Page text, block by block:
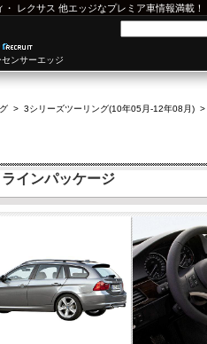
・ レクサス 他エッジなプレミア車情報満載！
ンサーエッジ
> 3シリーズツーリング(10年05月-12年08月) >
インパッケージ